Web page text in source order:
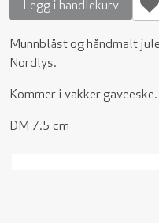
Munnblåst og håndmalt
Nordlys.
Kommer i vakker gaveeske.
DM 7.5 cm